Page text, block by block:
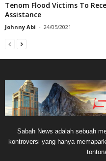
Tenom Flood Victims To
Assistance
Johnny Abi - 24/05/2021
Sabah News adalah sebuah
kontroversi yang hanya